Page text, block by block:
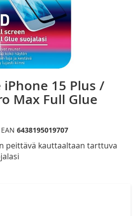
iPhone 15 Plus /
Max Full Glue
peittävä kauttaaltaan tarttuva
EAN 6438195019707